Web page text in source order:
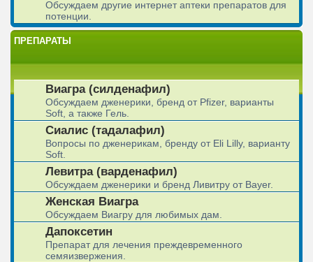
Обсуждаем другие интернет аптеки препаратов для
потенции.
ПРЕПАРАТЫ
Виагра (силденафил)
Обсуждаем дженерики, бренд от Pfizer, варианты
Soft, а также Гель.
Сиалис (тадалафил)
Вопросы по дженерикам, бренду от Eli Lilly, варианту
Soft.
Левитра (варденафил)
Обсуждаем дженерики и бренд Ливитру от Bayer.
Женская Виагра
Обсуждаем Виагру для любимых дам.
Дапоксетин
Препарат для лечения преждевременного
семяизвержения.